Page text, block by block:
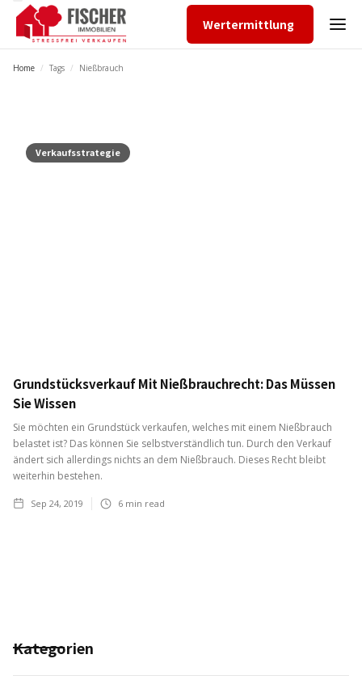
Wertermittlung
Home / Tags / Nießbrauch
Verkaufsstrategie
Grundstücksverkauf Mit Nießbrauchrecht: Das Müssen
Sie Wissen
Sie möchten ein Grundstück verkaufen, welches mit einem Nießbrauch
belastet ist? Das können Sie selbstverständlich tun. Durch den Verkauf
ändert sich allerdings nichts an dem Nießbrauch. Dieses Recht bleibt
weiterhin bestehen.
Sep 24, 2019 6 min read
Kategorien